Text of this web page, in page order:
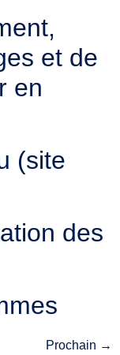
et de
en
(site
des
Prochain →